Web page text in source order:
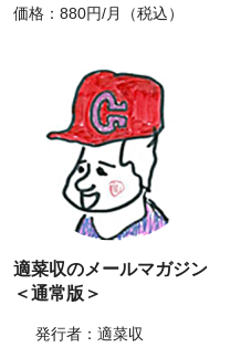
価格：880円/月（税込）
適菜収のメールマガジン
＜通常版＞
発行者：適菜収